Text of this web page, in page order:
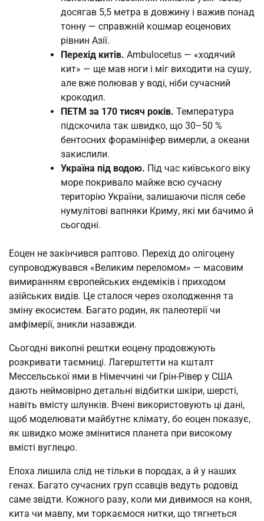
досягав 5,5 метра в довжину і важив понад
тонну — справжній кошмар еоценових
рівнин Азії.
Перехід китів. Ambulocetus — «ходячий
кит» — ще мав ноги і міг виходити на сушу,
але вже полював у воді, ніби сучасний
крокодил.
ПЕТМ за 170 тисяч років. Температура
підскочила так швидко, що 30–50 %
бентосних форамініфер вимерли, а океани
закислили.
Україна під водою. Під час київського віку
море покривало майже всю сучасну
територію України, залишаючи після себе
нумулітові вапняки Криму, які ми бачимо й
сьогодні.
Еоцен не закінчився раптово. Перехід до олігоцену
супроводжувався «Великим переломом» — масовим
вимиранням європейських ендеміків і приходом
азійських видів. Це сталося через охолодження та
зміну екосистем. Багато родин, як палеотерії чи
амфімерії, зникли назавжди.
Сьогодні викопні рештки еоцену продовжують
розкривати таємниці. Лагерштетти на кшталт
Мессельської ями в Німеччині чи Грін-Рівер у США
дають неймовірно детальні відбитки шкіри, шерсті,
навіть вмісту шлунків. Вчені використовують ці дані,
щоб моделювати майбутнє клімату, бо еоцен показує,
як швидко може змінитися планета при високому
вмісті вуглецю.
Епоха лишила слід не тільки в породах, а й у наших
генах. Багато сучасних груп ссавців ведуть родовід
саме звідти. Кожного разу, коли ми дивимося на коня,
кита чи мавпу, ми торкаємося нитки, що тягнеться